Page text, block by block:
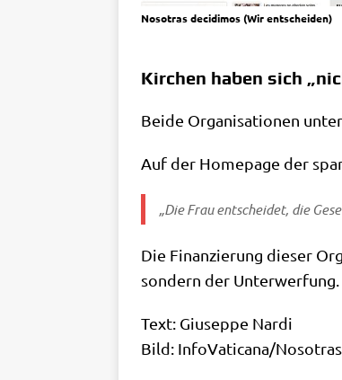
Noso­tras deci­di­mos (Wir entscheiden)
Kirchen haben sich
Bei­de Orga­ni­sa­tio­nen
Auf der Home­page der
„Die Frau ent­schei­det, die
Die Finan­zie­rung die­ser
son­dern der Unterwerfung.
Text: Giu­sep­pe Nardi
Bild: InfoVaticana/​